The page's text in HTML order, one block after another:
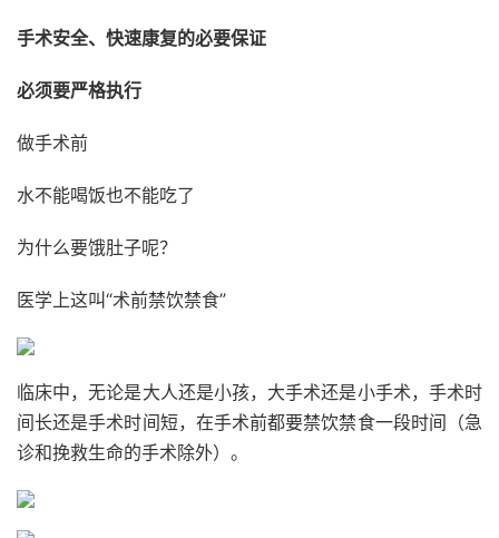
手术安全、快速康复的必要保证
必须要严格执行
做手术前
水不能喝饭也不能吃了
为什么要饿肚子呢？
医学上这叫“术前禁饮禁食”
临床中，无论是大人还是小孩，大手术还是小手术，手术时
间长还是手术时间短，在手术前都要禁饮禁食一段时间（急
诊和挽救生命的手术除外）。